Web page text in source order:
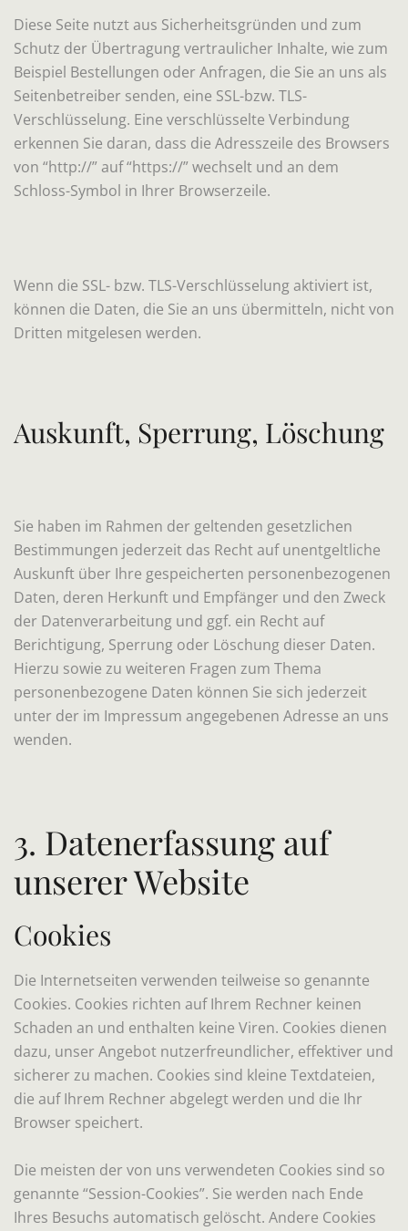
Diese Seite nutzt aus Sicherheitsgründen und zum
Schutz der Übertragung vertraulicher Inhalte, wie zum
Beispiel Bestellungen oder Anfragen, die Sie an uns als
Seitenbetreiber senden, eine SSL-bzw. TLS-
Verschlüsselung. Eine verschlüsselte Verbindung
erkennen Sie daran, dass die Adresszeile des Browsers
von “http://” auf “https://” wechselt und an dem
Schloss-Symbol in Ihrer Browserzeile.
Wenn die SSL- bzw. TLS-Verschlüsselung aktiviert ist,
können die Daten, die Sie an uns übermitteln, nicht von
Dritten mitgelesen werden.
Auskunft, Sperrung, Löschung
Sie haben im Rahmen der geltenden gesetzlichen
Bestimmungen jederzeit das Recht auf unentgeltliche
Auskunft über Ihre gespeicherten personenbezogenen
Daten, deren Herkunft und Empfänger und den Zweck
der Datenverarbeitung und ggf. ein Recht auf
Berichtigung, Sperrung oder Löschung dieser Daten.
Hierzu sowie zu weiteren Fragen zum Thema
personenbezogene Daten können Sie sich jederzeit
unter der im Impressum angegebenen Adresse an uns
wenden.
3. Datenerfassung auf
unserer Website
Cookies
Die Internetseiten verwenden teilweise so genannte
Cookies. Cookies richten auf Ihrem Rechner keinen
Schaden an und enthalten keine Viren. Cookies dienen
dazu, unser Angebot nutzerfreundlicher, effektiver und
sicherer zu machen. Cookies sind kleine Textdateien,
die auf Ihrem Rechner abgelegt werden und die Ihr
Browser speichert.
Die meisten der von uns verwendeten Cookies sind so
genannte “Session-Cookies”. Sie werden nach Ende
Ihres Besuchs automatisch gelöscht. Andere Cookies